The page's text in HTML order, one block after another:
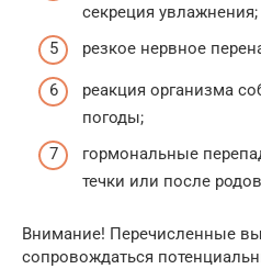
секреция увлажнения;
резкое нервное
реакция организма
погоды;
гормональные
течки или после
Внимание! Перечисленные
сопровождаться